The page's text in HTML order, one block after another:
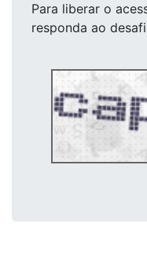
Para liberar o
responda ao